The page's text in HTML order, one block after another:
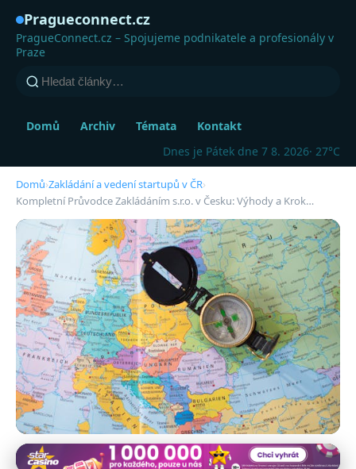
Pragueconnect.cz
PragueConnect.cz – Spojujeme podnikatele a profesionály v
Praze
Domů Archiv Témata
Kontakt
Dnes je Pátek dne 7 8. 2026· 27°C
Domů›Zakládání a vedení startupů v ČR›
Kompletní Průvodce Zakládáním s.r.o. v Česku: Výhody a Krok…
Zakládání a vedení startupů v ČR